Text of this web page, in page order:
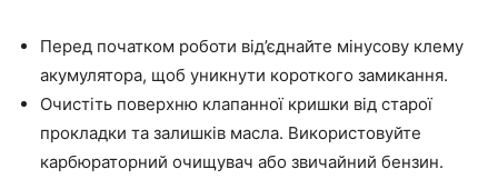
Перед початком роботи від’єднайте мінусову клему
акумулятора, щоб уникнути короткого замикання.
Очистіть поверхню клапанної кришки від старої
прокладки та залишків масла. Використовуйте
карбюраторний очищувач або звичайний бензин.